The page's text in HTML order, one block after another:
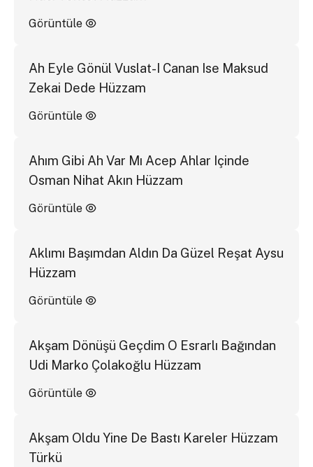
Görüntüle
Ah Eyle Gönül Vuslat-I Canan Ise Maksud
Zekai Dede Hüzzam
Görüntüle
Ahım Gibi Ah Var Mı Acep Ahlar Içinde
Osman Nihat Akın Hüzzam
Görüntüle
Aklımı Başımdan Aldın Da Güzel Reşat Aysu
Hüzzam
Görüntüle
Akşam Dönüşü Geçdim O Esrarlı Bağından
Udi Marko Çolakoğlu Hüzzam
Görüntüle
Akşam Oldu Yine De Bastı Kareler Hüzzam
Türkü